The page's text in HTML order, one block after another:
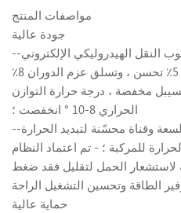
مواصفات المنتج
جودة عالية
--اعتماد قدرة الصعود تحسين أسلوب النقل الهيدروليكي الإلكتروني
، مقارنة بالنماذج الأخرى: الكفاءة 5٪ تحسن ، وتسلق عزم الدوران 8٪
، الضوضاء 3 ~ 5 ديسيبل مخفضة ، درجة حرارة التوازن
الحراري 8-10 ° انخفضت ؛
--ال مشعاع بحزام ألومنيوم فائق السعة وقناة محسّنة لتبديد الحرارة
للمركبة ؛ - تم اعتماد النظام
لاستشعار الحمل لتقليل فقد ضغط
حماية عالية